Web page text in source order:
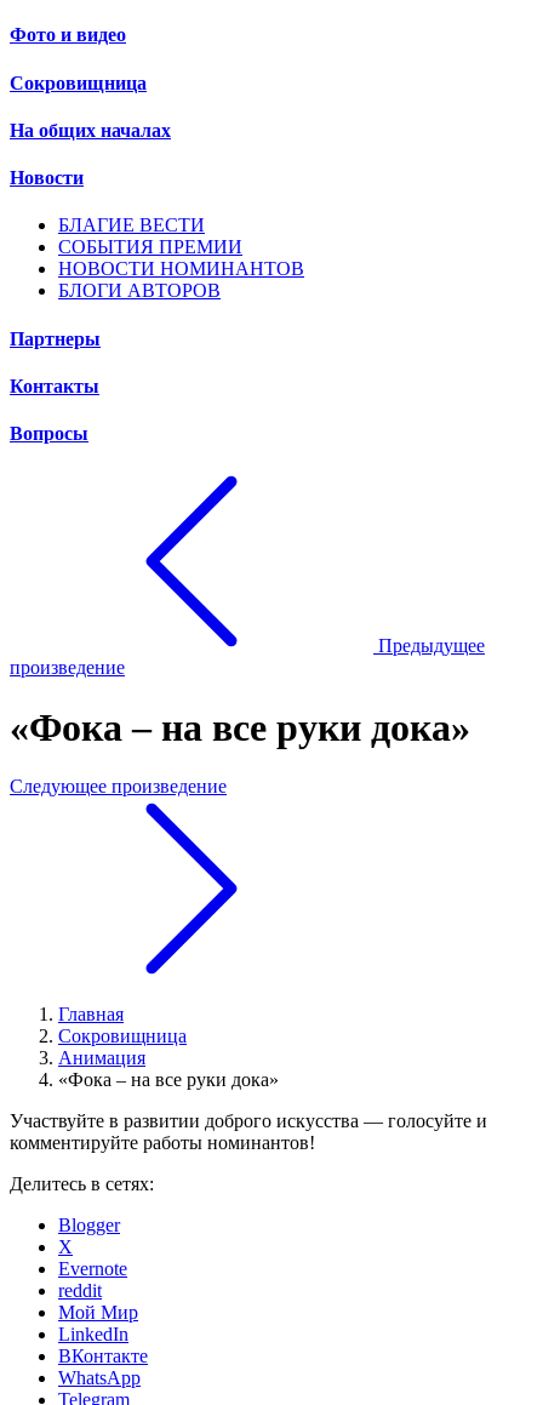
Фото и видео
Сокровищница
На общих началах
Новости
БЛАГИЕ ВЕСТИ
СОБЫТИЯ ПРЕМИИ
НОВОСТИ НОМИНАНТОВ
БЛОГИ АВТОРОВ
Партнеры
Контакты
Вопросы
Предыдущее
произведение
«Фока – на все руки дока»
Следующее произведение
Главная
Сокровищница
Анимация
«Фока – на все руки дока»
Участвуйте в развитии доброго искусства — голосуйте и
комментируйте работы номинантов!
Делитесь в сетях:
Blogger
X
Evernote
reddit
Мой Мир
LinkedIn
ВКонтакте
WhatsApp
Telegram